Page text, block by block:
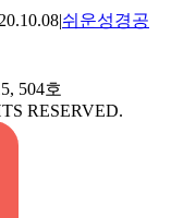
|쉬운성경공
504호
RESERVED.